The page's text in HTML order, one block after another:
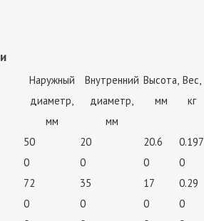
Наружный
диаметр,
мм
Внутренний
диаметр,
мм
Высота,
мм
Вес,
кг
50 20 20.6
0.197
0 0 0
0
72 35 17
0.29
0 0 0
0